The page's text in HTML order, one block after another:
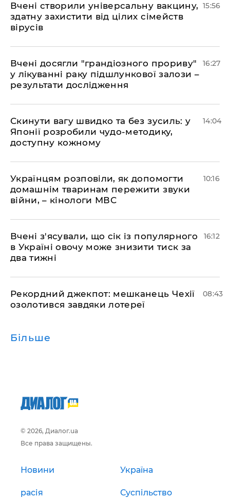
Вчені створили універсальну вакцину,
здатну захистити від цілих сімейств
вірусів
15:56
Вчені досягли "грандіозного прориву"
у лікуванні раку підшлункової залози –
результати дослідження
16:27
Скинути вагу швидко та без зусиль: у
Японії розробили чудо-методику,
доступну кожному
14:04
Українцям розповіли, як допомогти
домашнім тваринам пережити звуки
війни, – кінологи МВС
10:16
Вчені з'ясували, що сік із популярного
в Україні овочу може знизити тиск за
два тижні
16:12
Рекордний джекпот: мешканець Чехії
озолотився завдяки лотереї
08:43
Більше
© 2026, Диалог.ua
Все права защищены.
Новини Україна
расія Суспільство